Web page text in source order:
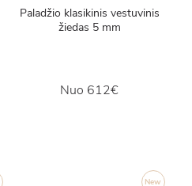
Paladžio klasikinis vestuvinis
žiedas 5 mm
Nuo 612€
New